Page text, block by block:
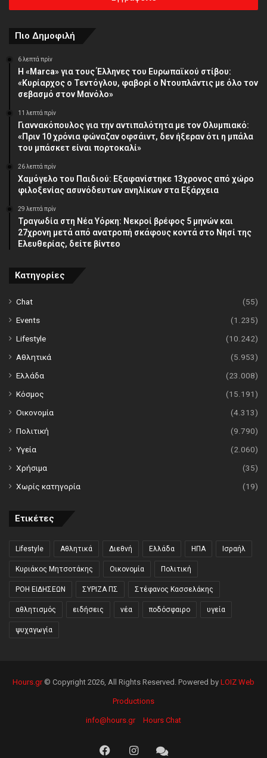
διεύθυνση
Πιο Δημοφιλή
6 λεπτά πρίν
Η «Marca» για τους Έλληνες του Ευρωπαϊκού στίβου:
«Κυρίαρχος ο Τεντόγλου, φαβορί ο Ντουπλάντις με όλο τον
σεβασμό στον Μανόλο»
11 λεπτά πρίν
Γιαννακόπουλος για την αντιπαλότητα με τον Ολυμπιακό:
«Πριν 10 χρόνια φώναζαν οφσάιντ, δεν ήξεραν ότι η μπάλα
του μπάσκετ είναι πορτοκαλί»
26 λεπτά πρίν
Χαμόγελο του Παιδιού: Εξαφανίστηκε 13χρονος από χώρο
φιλοξενίας ασυνόδευτων ανηλίκων στα Εξάρχεια
29 λεπτά πρίν
Τραγωδία στη Νέα Υόρκη: Νεκροί βρέφος 5 μηνών και
27χρονη μετά από ανατροπή σκάφους κοντά στο Νησί της
Ελευθερίας, δείτε βίντεο
Κατηγορίες
Chat
(55)
Events
(1.235)
Lifestyle
(10.242)
Αθλητικά
(5.953)
Ελλάδα
(23.008)
Κόσμος
(15.191)
Οικονομία
(4.313)
Πολιτική
(9.790)
Υγεία
(2.060)
Χρήσιμα
(35)
Χωρίς κατηγορία
(19)
Ετικέτες
Lifestyle Αθλητικά Διεθνή Ελλάδα ΗΠΑ Ισραήλ
Κυριάκος Μητσοτάκης Οικονομία Πολιτική
ΡΟΗ ΕΙΔΗΣΕΩΝ ΣΥΡΙΖΑ ΠΣ Στέφανος Κασσελάκης
αθλητισμός ειδήσεις νέα ποδόσφαιρο υγεία
ψυχαγωγία
Hours.gr© Copyright 2026, All Rights Reserved. Powered by LOIZ Web
Productions
info@hours.gr Hours Chat
FacebookInstagramHours